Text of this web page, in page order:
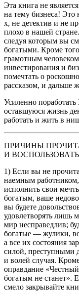
Эта книга не
на тему бизнеса! Это
х, не детектив и не
плохо в нашей
следуя которым вы
богатыми. Кроме
грамотным
инвестирования и
помечтать о
рассказом, и дальше
Усиленно
оставшуюся жизнь
работать и жить в
ПРИЧИНЫ
И
1) Если вы не
наемным
исполнить свои
богатым, ваше
вы будете
удовлетворять лишь
мир несправедлив;
богатые — жулики,
а все их состояния
силой, преступными
и волей случая.
оправдание
богатым не станет».
смело закрывайте